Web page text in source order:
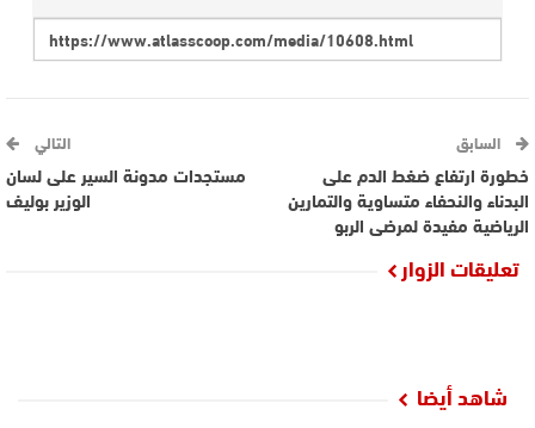
السابق
خطورة ارتفاع ضغط الدم على
البدناء والنحفاء متساوية والتمارين
الرياضية مفيدة لمرضى الربو
التالي
مستجدات مدونة السير على لسان
الوزير بوليف
تعليقات الزوار
شاهد أيضا